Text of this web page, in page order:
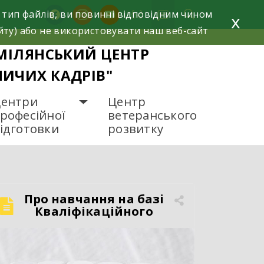
facebookinstagramyoutube
ЦЕНТР
КАДРІВ"
Центр
ветеранського
розвитку
Про навчання на базі
Кваліфікаційного
центру
файлів, ви повинні відповідним чином
або не використовувати наш веб-сайт
x